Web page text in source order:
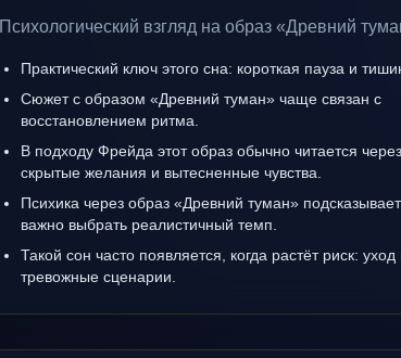
Психологический взгляд на образ «Древний
Практический ключ этого сна: короткая пауза и
Сюжет с образом «Древний туман» чаще связан с
восстановлением ритма.
В подходу Фрейда этот образ обычно читается через
скрытые желания и вытесненные чувства.
Психика через образ «Древний туман»
важно выбрать реалистичный темп.
Такой сон часто появляется, когда растёт риск: уход
тревожные сценарии.